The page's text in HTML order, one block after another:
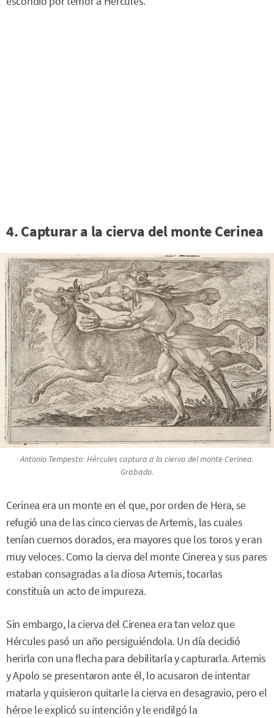
4. Capturar a la cierva del monte Cerinea
Antonio Tempesta: Hércules captura a la cierva del monte Cerinea.
Grabado.
Cerinea era un monte en el que, por orden de Hera, se
refugió una de las cinco ciervas de Artemis, las cuales
tenían cuernos dorados, era mayores que los toros y eran
muy veloces. Como la cierva del monte Cinerea y sus pares
estaban consagradas a la diosa Artemis, tocarlas
constituía un acto de impureza.
Sin embargo, la cierva del Cirenea era tan veloz que
Hércules pasó un año persiguiéndola. Un día decidió
herirla con una flecha para debilitarla y capturarla. Artemis
y Apolo se presentaron ante él, lo acusaron de intentar
matarla y quisieron quitarle la cierva en desagravio, pero el
héroe le explicó su intención y le endilgó la